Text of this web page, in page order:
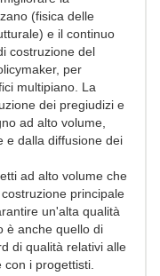
(fisica delle
e il continuo
costruzione del
per
multipiano. La
dei pregiudizi e
ad alto volume,
e dalla diffusione dei
ad alto volume che
principale
un'alta qualità
è anche quello di
di qualità relativi alle
i progettisti.